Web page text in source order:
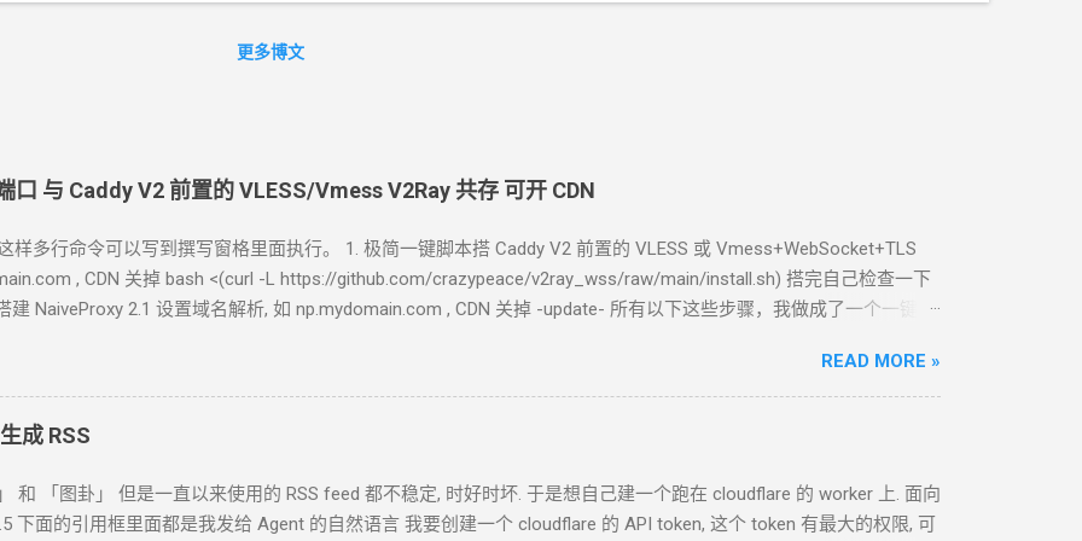
更多博文
口 与 Caddy V2 前置的VLESS/Vmess V2Ray共存 可开 CDN
样多行命令可以写到撰写窗格里面执行。 1. 极简一键脚本搭 Caddy V2 前置的 VLESS 或 Vmess+WebSocket+TLS
, CDN 关掉 bash <(curl -L https://github.com/crazypeace/v2ray_wss/raw/main/install.sh) 搭完自己检查一下
建 NaiveProxy 2.1 设置域名解析, 如 np.mydomain.com , CDN 关掉 -update- 所有以下这些步骤，我做成了一个一键脚
docs/install#debian-ubuntu-raspbian sudo apt install -y debian-keyring debian-archive-keyring apt-transport-
public/caddy/stable/gpg.key' | sudo gpg --dearmor -o /usr/share/keyrings/caddy-stable-archive-keyring.gpg
public/caddy/stable/debian.deb.txt' | sudo tee /etc/apt/sources.list.d/caddy-stable.list sudo apt update sudo apt
READ MORE »
成 RSS
和 「图卦」 但是一直以来使用的 RSS feed 都不稳定, 时好时坏. 于是想自己建一个跑在 cloudflare 的 worker
上. 面向
下面的引用框里面都是我发给 Agent 的自然语言 我要创建一个 cloudflare 的 API token, 这个 token 有最大的权限, 可